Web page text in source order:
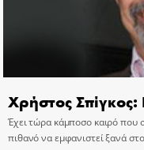
Χρήστος Σπίγκος:
Έχει τώρα κάμποσο καιρό που
πιθανό να εμφανιστεί ξανά